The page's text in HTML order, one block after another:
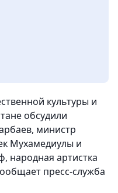
культуры и
обсудили
министр
Мухамедиулы и
народная артистка
пресс-служба